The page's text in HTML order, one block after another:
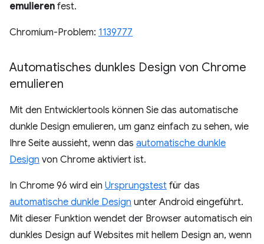
emulieren fest.
Chromium-Problem: 1139777
Automatisches dunkles Design von Chrome
emulieren
Mit den Entwicklertools können Sie das automatische
dunkle Design emulieren, um ganz einfach zu sehen, wie
Ihre Seite aussieht, wenn das automatische dunkle
Design von Chrome aktiviert ist.
In Chrome 96 wird ein Ursprungstest für das
automatische dunkle Design unter Android eingeführt.
Mit dieser Funktion wendet der Browser automatisch ein
dunkles Design auf Websites mit hellem Design an, wenn